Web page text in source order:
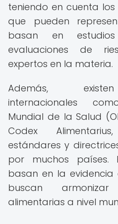
teniendo en cuenta
que pueden
basan en
evaluaciones de
expertos en la materia.
Además,
internacionales
Mundial de la Salud
Codex
estándares y
por muchos países.
basan en la
buscan
alimentarias a nivel